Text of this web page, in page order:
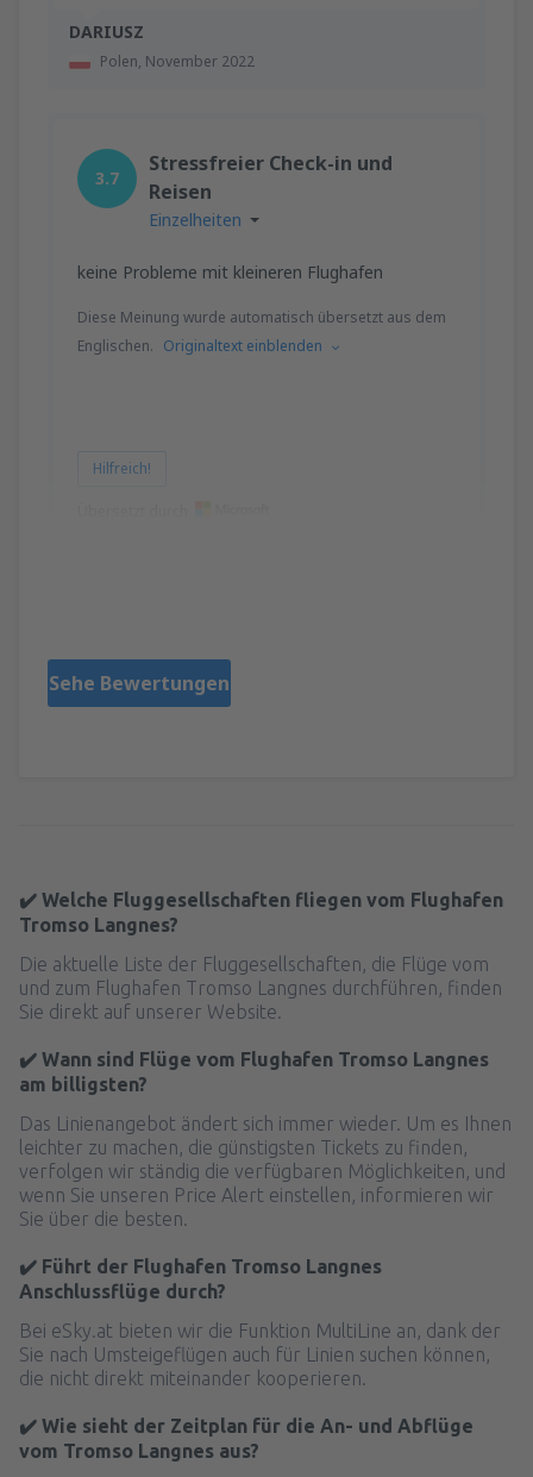
DARIUSZ
Polen, November 2022
3.7
Stressfreier Check-in und
Reisen
Einzelheiten
keine Probleme mit kleineren Flughafen
Diese Meinung wurde automatisch übersetzt aus dem
Englischen. Originaltext einblenden
Hilfreich!
Sehe Bewertungen
✔️ Welche Fluggesellschaften fliegen vom Flughafen
Tromso Langnes?
Die aktuelle Liste der Fluggesellschaften, die Flüge vom
und zum Flughafen Tromso Langnes durchführen, finden
Sie direkt auf unserer Website.
✔️ Wann sind Flüge vom Flughafen Tromso Langnes
am billigsten?
Das Linienangebot ändert sich immer wieder. Um es Ihnen
leichter zu machen, die günstigsten Tickets zu finden,
verfolgen wir ständig die verfügbaren Möglichkeiten, und
wenn Sie unseren Price Alert einstellen, informieren wir
Sie über die besten.
✔️ Führt der Flughafen Tromso Langnes
Anschlussflüge durch?
Bei eSky.at bieten wir die Funktion MultiLine an, dank der
Sie nach Umsteigeflügen auch für Linien suchen können,
die nicht direkt miteinander kooperieren.
✔️ Wie sieht der Zeitplan für die An- und Abflüge
vom Tromso Langnes aus?